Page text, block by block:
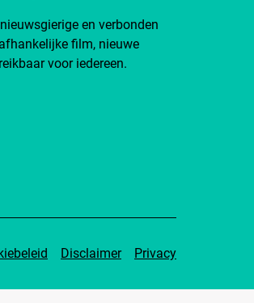
en verbonden
film, nieuwe
voor iedereen.
Disclaimer Privacy